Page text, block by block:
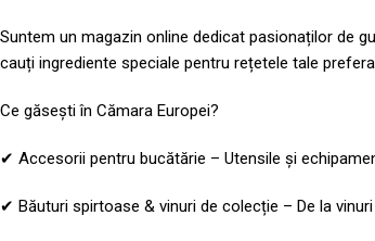
Suntem un magazin online dedicat pasionaților de
cauți ingrediente speciale pentru rețetele tale
Ce găsești în Cămara Europei?
✔ Accesorii pentru bucătărie – Utensile și
✔ Băuturi spirtoase & vinuri de colecție – De la